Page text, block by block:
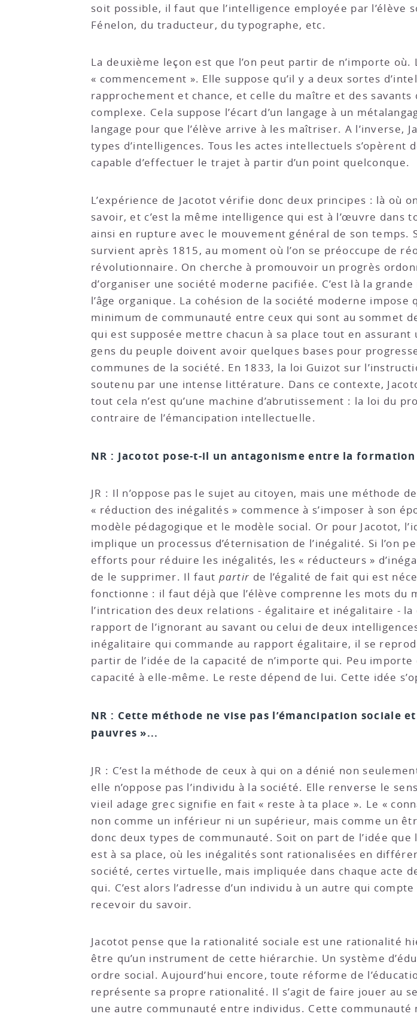
soit possible, il faut que l’intelligence employée par
Fénelon, du traducteur, du typographe, etc.
La deuxième leçon est que l’on peut partir de n’importe
« commencement ». Elle suppose qu’il y a deux sortes
rapprochement et chance, et celle du maître et des
complexe. Cela suppose l’écart d’un langage à un
langage pour que l’élève arrive à les maîtriser. A l’inverse,
types d’intelligences. Tous les actes intellectuels
capable d’effectuer le trajet à partir d’un point quelconque.
L’expérience de Jacotot vérifie donc deux principes : là où
savoir, et c’est la même intelligence qui est à l’œuvre
ainsi en rupture avec le mouvement général de son temps.
survient après 1815, au moment où l’on se préoccupe de
révolutionnaire. On cherche à promouvoir un progrès
d’organiser une société moderne pacifiée. C’est là la
l’âge organique. La cohésion de la société moderne
minimum de communauté entre ceux qui sont au sommet
qui est supposée mettre chacun à sa place tout en
gens du peuple doivent avoir quelques bases pour
communes de la société. En 1833, la loi Guizot sur
soutenu par une intense littérature. Dans ce contexte,
tout cela n’est qu’une machine d’abrutissement : la loi du
contraire de l’émancipation intellectuelle.
NR : Jacotot pose-t-il un antagonisme entre la
JR : Il n’oppose pas le sujet au citoyen, mais une méthode
« réduction des inégalités » commence à s’imposer à son
modèle pédagogique et le modèle social. Or pour Jacotot,
implique un processus d’éternisation de l’inégalité. Si l’on
efforts pour réduire les inégalités, les « réducteurs »
de le supprimer. Il faut partir de l’égalité de fait qui est
fonctionne : il faut déjà que l’élève comprenne les mots du
l’intrication des deux relations - égalitaire et inégalitaire -
rapport de l’ignorant au savant ou celui de deux
inégalitaire qui commande au rapport égalitaire, il se
partir de l’idée de la capacité de n’importe qui. Peu
capacité à elle-même. Le reste dépend de lui. Cette idée
NR : Cette méthode ne vise pas l’émancipation sociale
pauvres »...
JR : C’est la méthode de ceux à qui on a dénié non
elle n’oppose pas l’individu à la société. Elle renverse le
vieil adage grec signifie en fait « reste à ta place ». Le «
non comme un inférieur ni un supérieur, mais comme un
donc deux types de communauté. Soit on part de l’idée
est à sa place, où les inégalités sont rationalisées en
société, certes virtuelle, mais impliquée dans chaque acte
qui. C’est alors l’adresse d’un individu à un autre qui
recevoir du savoir.
Jacotot pense que la rationalité sociale est une rationalité
être qu’un instrument de cette hiérarchie. Un système
ordre social. Aujourd’hui encore, toute réforme de
représente sa propre rationalité. Il s’agit de faire jouer au
une autre communauté entre individus. Cette